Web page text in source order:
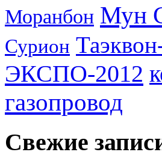
Моранбон Мун
Сурион
ЭКСПО-2012
газопровод
Свежие